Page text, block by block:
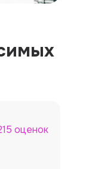
оценок